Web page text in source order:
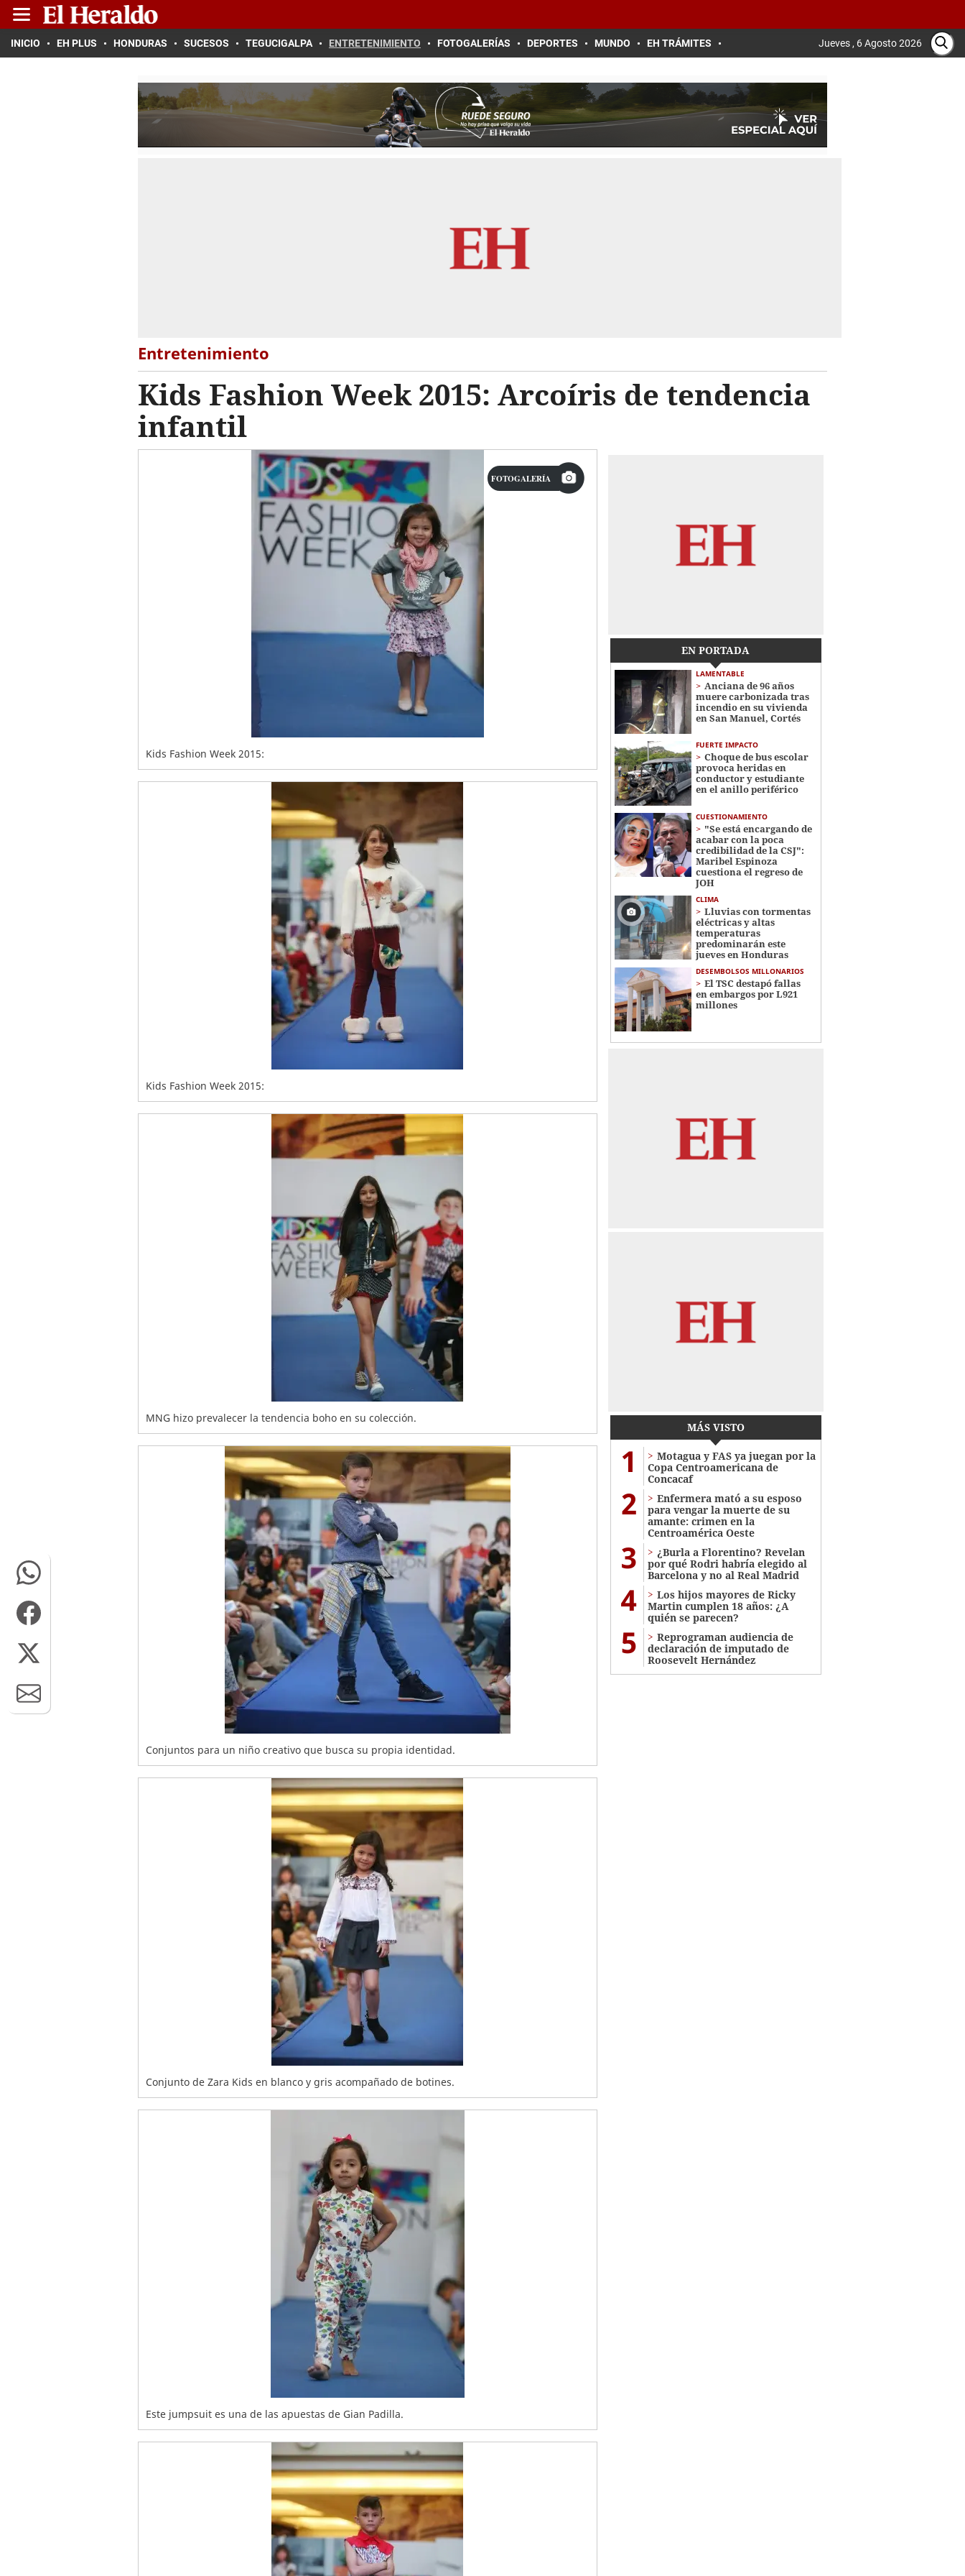
INICIO EH PLUS HONDURAS SUCESOS TEGUCIGALPA ENTRETENIMIENTO FOTOGALERÍAS DEPORTES MUNDO EH TRÁMITES Jueves , 6 Agosto 2026
Entretenimiento
Kids Fashion Week 2015: Arcoíris de tendencia
infantil
FOTOGALERÍA
Kids Fashion Week 2015:
Kids Fashion Week 2015:
MNG hizo prevalecer la tendencia boho en su colección.
Conjuntos para un niño creativo que busca su propia identidad.
Conjunto de Zara Kids en blanco y gris acompañado de botines.
Este jumpsuit es una de las apuestas de Gian Padilla.
EN PORTADA
LAMENTABLE
Anciana de 96 años
muere carbonizada tras
incendio en su vivienda
en San Manuel, Cortés
FUERTE IMPACTO
Choque de bus escolar
provoca heridas en
conductor y estudiante
en el anillo periférico
CUESTIONAMIENTO
"Se está encargando de
acabar con la poca
credibilidad de la CSJ":
Maribel Espinoza
cuestiona el regreso de
JOH
CLIMA
Lluvias con tormentas
eléctricas y altas
temperaturas
predominarán este
jueves en Honduras
DESEMBOLSOS MILLONARIOS
El TSC destapó fallas
en embargos por L921
millones
MÁS VISTO
1
Motagua y FAS ya juegan por la
Copa Centroamericana de
Concacaf
2
Enfermera mató a su esposo
para vengar la muerte de su
amante: crimen en la
Centroamérica Oeste
3
¿Burla a Florentino? Revelan
por qué Rodri habría elegido al
Barcelona y no al Real Madrid
4
Los hijos mayores de Ricky
Martin cumplen 18 años: ¿A
quién se parecen?
5
Reprograman audiencia de
declaración de imputado de
Roosevelt Hernández